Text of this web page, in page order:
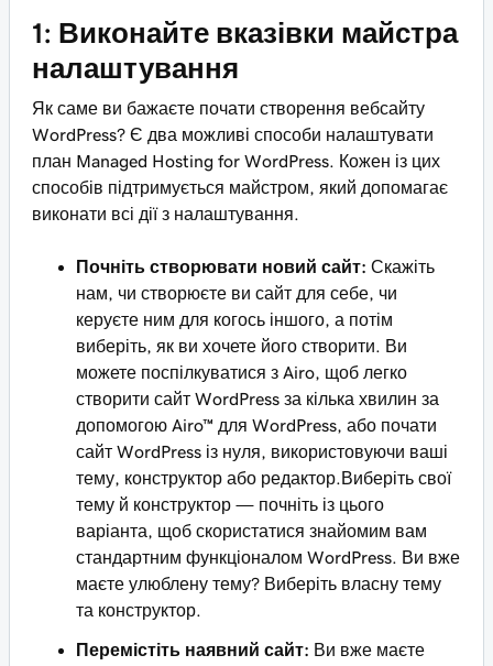
1: Виконайте вказівки майстра
налаштування
Як саме ви бажаєте почати створення вебсайту
WordPress? Є два можливі способи налаштувати
план Managed Hosting for WordPress. Кожен із цих
способів підтримується майстром, який допомагає
виконати всі дії з налаштування.
Почніть створювати новий сайт: Скажіть
нам, чи створюєте ви сайт для себе, чи
керуєте ним для когось іншого, а потім
виберіть, як ви хочете його створити. Ви
можете поспілкуватися з Airo, щоб легко
створити сайт WordPress за кілька хвилин за
допомогою Airo™ для WordPress, або почати
сайт WordPress із нуля, використовуючи ваші
тему, конструктор або редактор. Виберіть свої
тему й конструктор — почніть із цього
варіанта, щоб скористатися знайомим вам
стандартним функціоналом WordPress. Ви вже
маєте улюблену тему? Виберіть власну тему
та конструктор.
Перемістіть наявний сайт: Ви вже маєте